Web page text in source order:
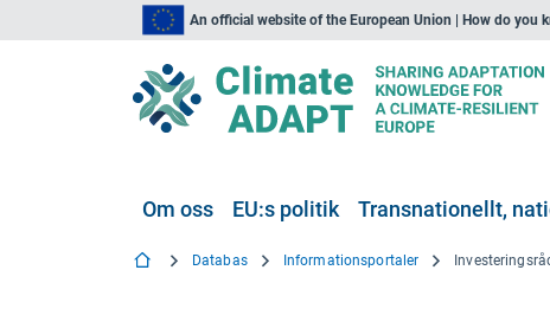
An official website of the European Union | How do you
Om oss EU:s politik Transnationellt,
Databas Informationsportaler